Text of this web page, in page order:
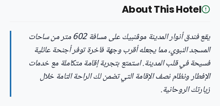
About This Hotel
يقع فندق أنوار المدينة موڤنبيك على مسافة 602 متر من ساحات
المسجد النبوي، مما يجعله أقرب وجهة فاخرة توفر أجنحة عائلية
فسيحة في قلب المدينة. استمتع بتجربة إقامة متكاملة مع خدمات
الإفطار ونظام نصف الإقامة التي تضمن لك الراحة التامة خلال
زيارتك الروحانية.